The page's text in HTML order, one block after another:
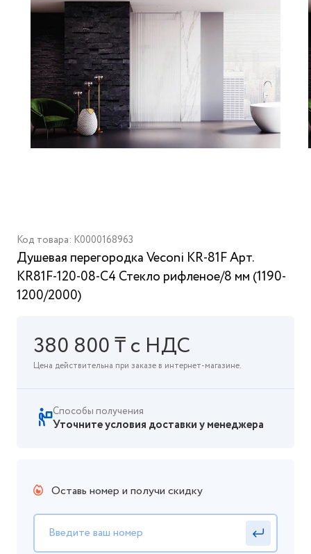
Код товара: K0000168963
Душевая перегородка Veconi KR-81F Арт.
KR81F-120-08-C4 Стекло рифленое/8 мм (1190-
1200/2000)
380 800 ₸ с НДС
Цена действительна при заказе в интернет-магазине.
Способы получения
Уточните условия доставки у менеджера
Оставь номер и получи скидку